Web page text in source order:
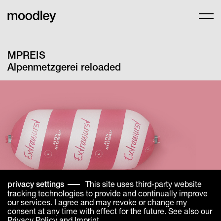
Alpenmetzgerei reloaded
MPREIS
privacy settings
This site uses third-party website
tracking technologies to provide and continually improve
our services. I agree and may revoke or change my
consent at any time with effect for the future. See also our